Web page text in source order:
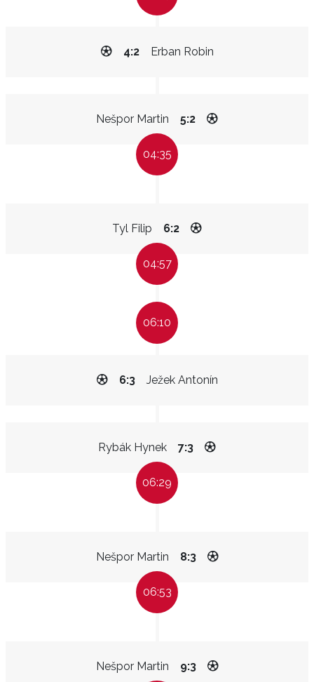
Erban Robin
4:2
Nešpor Martin 5:2
04:35
Tyl Filip 6:2
04:57
06:10
Ježek Antonín
6:3
Rybák Hynek 7:3
06:29
Nešpor Martin 8:3
06:53
Nešpor Martin 9:3